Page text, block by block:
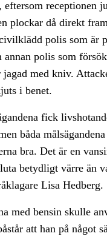
receptionen
plockar då direkt
polis som är
annan polis som
med kniv.
i benet.
fick
båda
bra. Det är en
betydligt värre än
Lisa Hedberg.
med bensin skulle
att han på något